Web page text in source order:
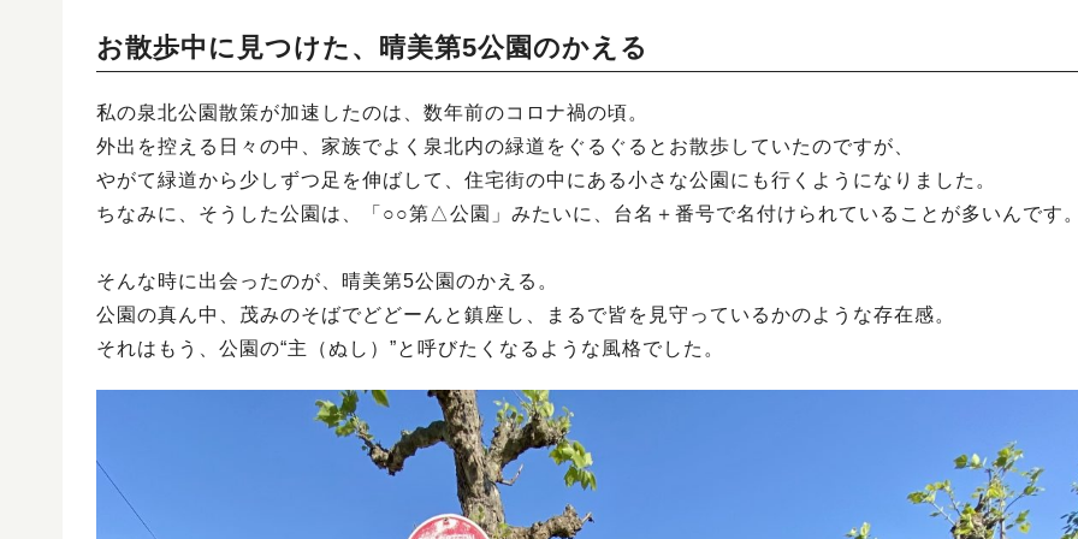
お散歩中に見つけた、晴美第5公園のかえる
私の泉北公園散策が加速したのは、数年前のコロナ禍の頃。
外出を控える日々の中、家族でよく泉北内の緑道をぐるぐるとお散歩していたのですが、
やがて緑道から少しずつ足を伸ばして、住宅街の中にある小さな公園にも行くようになりました。
ちなみに、そうした公園は、「○○第△公園」みたいに、台名＋番号で名付けられていることが多いんです
そんな時に出会ったのが、晴美第5公園のかえる。
公園の真ん中、茂みのそばでどどーんと鎮座し、まるで皆を見守っているかのような存在感。
それはもう、公園の“主（ぬし）”と呼びたくなるような風格でした。